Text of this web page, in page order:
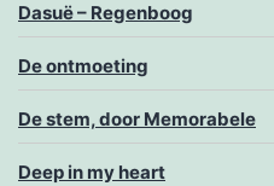
Dasuë – Regenboog
De ontmoeting
De stem, door Memorabele
Deep in my heart